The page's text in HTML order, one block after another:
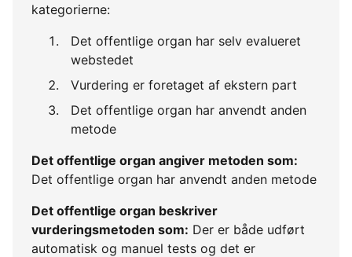
kategorierne:
Det offentlige organ har selv evalueret
webstedet
Vurdering er foretaget af ekstern part
Det offentlige organ har anvendt anden
metode
Det offentlige organ angiver metoden som:
Det offentlige organ har anvendt anden metode
Det offentlige organ beskriver
vurderingsmetoden som: Der er både udført
automatisk og manuel tests og det er